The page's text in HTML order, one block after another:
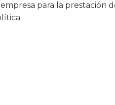
para la prestación